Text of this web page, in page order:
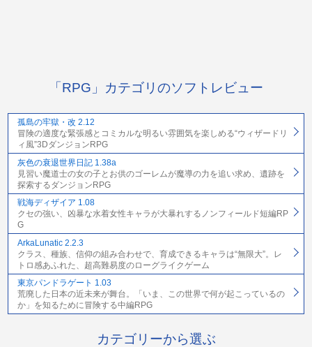
「RPG」カテゴリのソフトレビュー
孤島の牢獄・改 2.12
冒険の適度な緊張感とコミカルな明るい雰囲気を楽しめる“ウィザードリ
ィ風”3DダンジョンRPG
灰色の衰退世界日記 1.38a
見習い魔道士の女の子とお供のゴーレムが魔導の力を追い求め、遺跡を
探索するダンジョンRPG
戦海ディザイア 1.08
クセの強い、凶暴な水着女性キャラが大暴れするノンフィールド短編RP
G
ArkaLunatic 2.2.3
クラス、種族、信仰の組み合わせで、育成できるキャラは“無限大”。レ
トロ感あふれた、超高難易度のローグライクゲーム
東京パンドラゲート 1.03
荒廃した日本の近未来が舞台。「いま、この世界で何が起こっているの
か」を知るために冒険する中編RPG
カテゴリーから選ぶ